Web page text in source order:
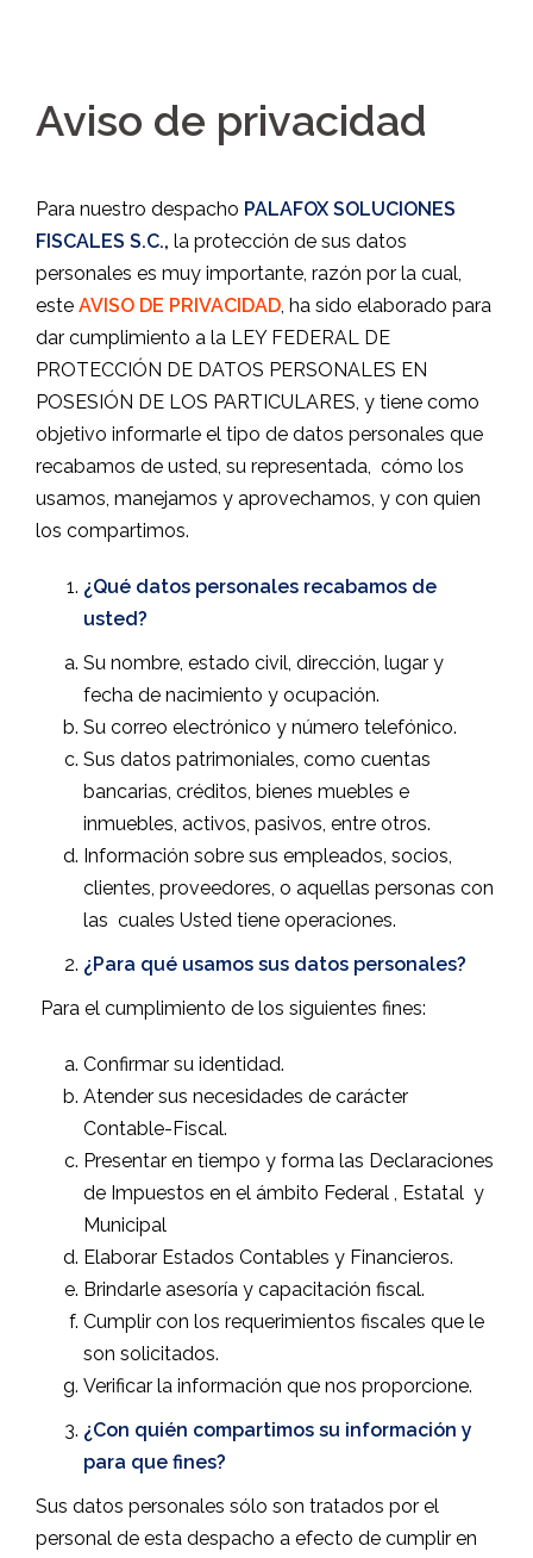
Aviso de privacidad
Para nuestro despacho PALAFOX SOLUCIONES
FISCALES S.C., la protección de sus datos
personales es muy importante, razón por la cual,
este AVISO DE PRIVACIDAD, ha sido elaborado para
dar cumplimiento a la LEY FEDERAL DE
PROTECCIÓN DE DATOS PERSONALES EN
POSESIÓN DE LOS PARTICULARES, y tiene como
objetivo informarle el tipo de datos personales que
recabamos de usted, su representada, cómo los
usamos, manejamos y aprovechamos, y con quien
los compartimos.
¿Qué datos personales recabamos de
usted?
Su nombre, estado civil, dirección, lugar y
fecha de nacimiento y ocupación.
Su correo electrónico y número telefónico.
Sus datos patrimoniales, como cuentas
bancarias, créditos, bienes muebles e
inmuebles, activos, pasivos, entre otros.
Información sobre sus empleados, socios,
clientes, proveedores, o aquellas personas con
las cuales Usted tiene operaciones.
¿Para qué usamos sus datos personales?
Para el cumplimiento de los siguientes fines:
Confirmar su identidad.
Atender sus necesidades de carácter
Contable-Fiscal.
Presentar en tiempo y forma las Declaraciones
de Impuestos en el ámbito Federal , Estatal y
Municipal
Elaborar Estados Contables y Financieros.
Brindarle asesoría y capacitación fiscal.
Cumplir con los requerimientos fiscales que le
son solicitados.
Verificar la información que nos proporcione.
¿Con quién compartimos su información y
para que fines?
Sus datos personales sólo son tratados por el
personal de esta despacho a efecto de cumplir en